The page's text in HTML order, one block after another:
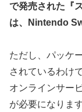
で発売された『
は、Nintendo
ただし、パッケ
されているわけ
オンラインサー
が必要になります